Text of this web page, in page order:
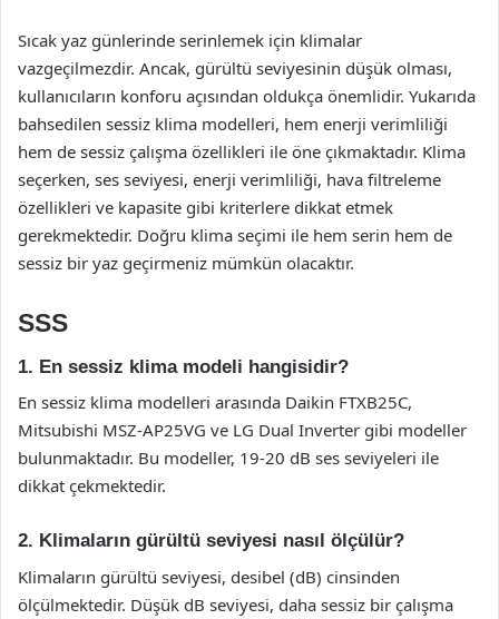
Sıcak yaz günlerinde serinlemek için klimalar
vazgeçilmezdir. Ancak, gürültü seviyesinin düşük olması,
kullanıcıların konforu açısından oldukça önemlidir. Yukarıda
bahsedilen sessiz klima modelleri, hem enerji verimliliği
hem de sessiz çalışma özellikleri ile öne çıkmaktadır. Klima
seçerken, ses seviyesi, enerji verimliliği, hava filtreleme
özellikleri ve kapasite gibi kriterlere dikkat etmek
gerekmektedir. Doğru klima seçimi ile hem serin hem de
sessiz bir yaz geçirmeniz mümkün olacaktır.
SSS
1. En sessiz klima modeli hangisidir?
En sessiz klima modelleri arasında Daikin FTXB25C,
Mitsubishi MSZ-AP25VG ve LG Dual Inverter gibi modeller
bulunmaktadır. Bu modeller, 19-20 dB ses seviyeleri ile
dikkat çekmektedir.
2. Klimaların gürültü seviyesi nasıl ölçülür?
Klimaların gürültü seviyesi, desibel (dB) cinsinden
ölçülmektedir. Düşük dB seviyesi, daha sessiz bir çalışma